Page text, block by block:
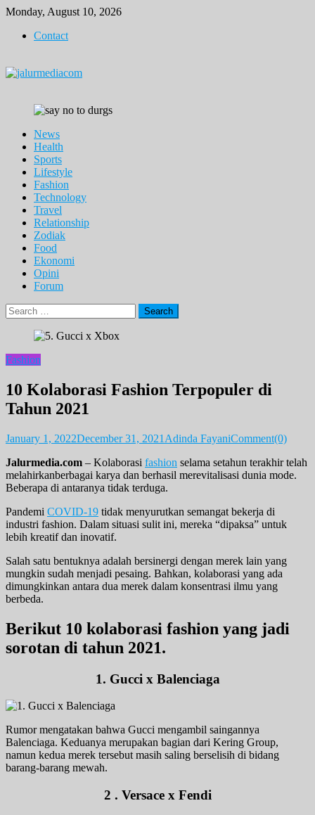
Skip
content
Monday, August 10, 2026
Contact
News
Health
Sports
Lifestyle
Fashion
Technology
Travel
Relationship
Zodiak
Food
Ekonomi
Opini
Forum
Search
for:
Fashion
10 Kolaborasi Fashion Terpopuler di
Tahun 2021
January 1, 2022December 31, 2021 Adinda FayaniComment(0)
Jalurmedia.com – Kolaborasi fashion selama setahun terakhir telah
melahirkanberbagai karya dan berhasil merevitalisasi dunia mode.
Beberapa di antaranya tidak terduga.
Pandemi COVID-19 tidak menyurutkan semangat bekerja di
industri fashion. Dalam situasi sulit ini, mereka “dipaksa” untuk
lebih kreatif dan inovatif.
Salah satu bentuknya adalah bersinergi dengan merek lain yang
mungkin sudah menjadi pesaing. Bahkan, kolaborasi yang ada
dimungkinkan antara dua merek dalam konsentrasi ilmu yang
berbeda.
Berikut 10 kolaborasi fashion yang jadi
sorotan di tahun 2021.
1. Gucci x Balenciaga
Rumor mengatakan bahwa Gucci mengambil saingannya
Balenciaga. Keduanya merupakan bagian dari Kering Group,
namun kedua merek tersebut masih saling berselisih di bidang
barang-barang mewah.
2 . Versace x Fendi